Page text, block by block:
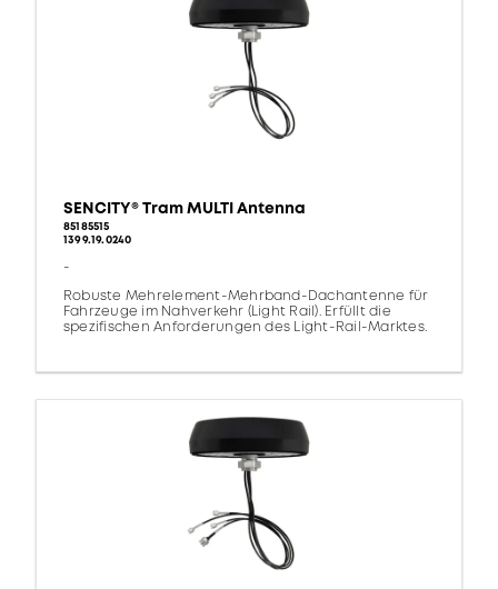
SENCITY® Tram MULTI Antenna
85185515
1399.19.0240
-
Robuste Mehrelement-Mehrband-Dachantenne für
Fahrzeuge im Nahverkehr (Light Rail). Erfüllt die
spezifischen Anforderungen des Light-Rail-Marktes.